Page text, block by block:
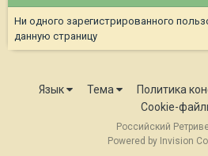
Ни одного зарегистрированного
данную страницу
Язык Тема
Политика
Cookie-
Российский
Powered by Invision